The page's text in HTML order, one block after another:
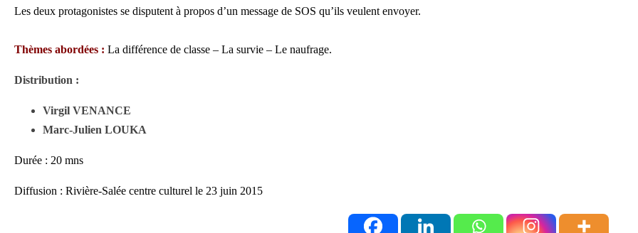
Les deux protagonistes se disputent à propos d’un message de SOS qu’ils veulent envoyer.
Thèmes abordées : La différence de classe – La survie – Le naufrage.
Distribution :
Virgil VENANCE
Marc-Julien LOUKA
Durée : 20 mns
Diffusion : Rivière-Salée centre culturel le 23 juin 2015